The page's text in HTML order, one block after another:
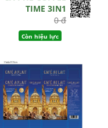
TIME 3IN1
0 đ
Còn hiệu lực